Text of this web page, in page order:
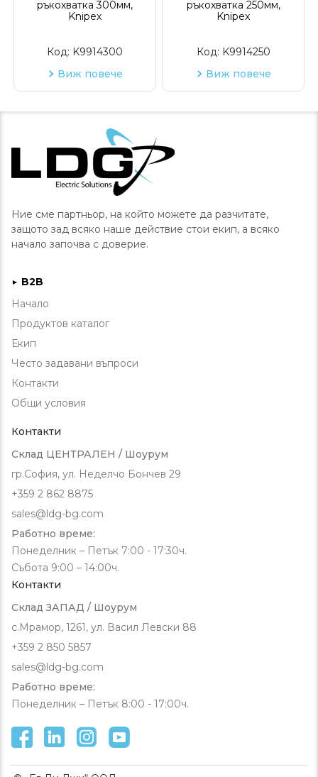
ръкохватка 300мм,
Knipex
Код: K9914300
Виж повече
ръкохватка 250мм,
Knipex
Код: K9914250
Виж повече
Ние сме партньор, на който можете да разчитате,
защото зад всяко наше действие стои екип, а всяко
начало започва с доверие.
► B2B
Начало
Продуктов каталог
Екип
Често задавани въпроси
Контакти
Общи условия
Контакти
Склад ЦЕНТРАЛЕН / Шоурум
гр.София, ул. Неделчо Бончев 29
+359 2 862 8875
sales@ldg-bg.com
Работно време:
Понеделник – Петък 7:00 - 17:30ч.
Събота 9:00 – 14:00ч.
Контакти
Склад ЗАПАД / Шоурум
с.Мрамор, 1261, ул. Васил Левски 88
+359 2 850 5857
sales@ldg-bg.com
Работно време:
Понеделник – Петък 8:00 - 17:00ч.